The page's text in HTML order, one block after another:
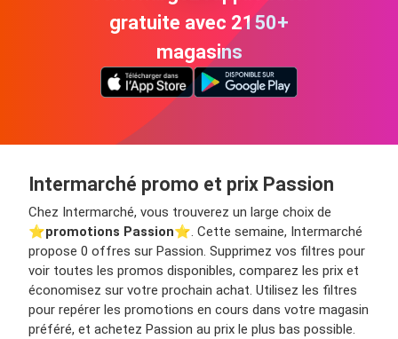
gratuite avec 2150+
magasins
Intermarché promo et prix Passion
Chez Intermarché, vous trouverez un large choix de
⭐️promotions Passion⭐️. Cette semaine, Intermarché
propose 0 offres sur Passion. Supprimez vos filtres pour
voir toutes les promos disponibles, comparez les prix et
économisez sur votre prochain achat. Utilisez les filtres
pour repérer les promotions en cours dans votre magasin
préféré, et achetez Passion au prix le plus bas possible.